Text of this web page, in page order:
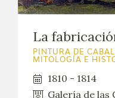
La
PINTURA DE
MITOLOGÍA E
1810 - 1814
Galería de las